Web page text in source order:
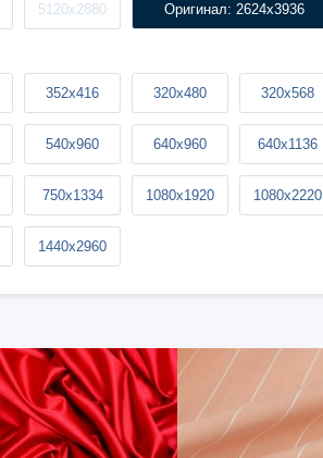
5120x2880 Оригинал: 2624x3936
352x416 320x480 320x568
540x960 640x960 640x1136
750x1334 1080x1920 1080x2220
1440x2960